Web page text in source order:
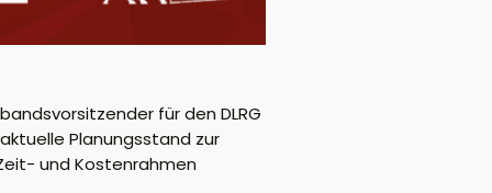
für den DLRG
Planungsstand zur
und Kostenrahmen